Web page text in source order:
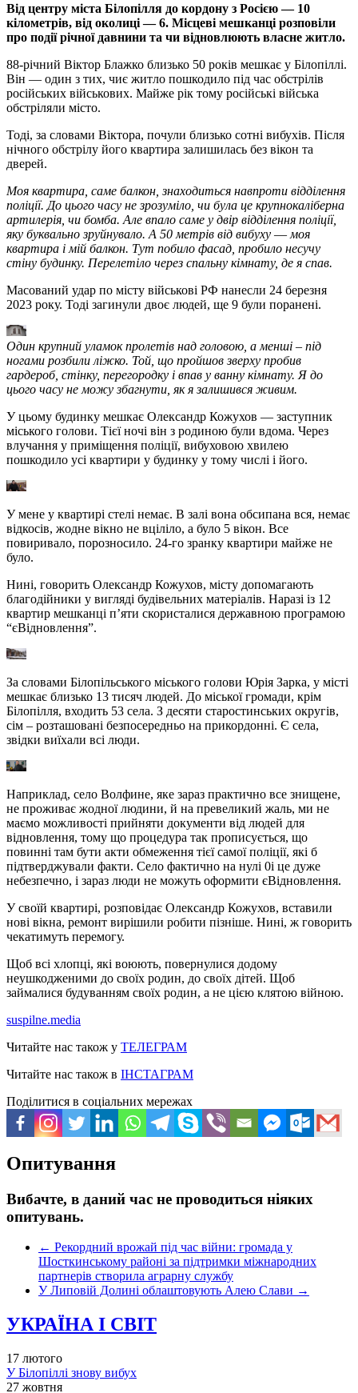
Від центру міста Білопілля до кордону з Росією — 10
кілометрів, від околиці — 6. Місцеві мешканці розповіли
про події річної давнини та чи відновлюють власне житло.
88-річний Віктор Блажко близько 50 років мешкає у Білопіллі.
Він — один з тих, чиє житло пошкодило під час обстрілів
російських військових. Майже рік тому російські війська
обстріляли місто.
Тоді, за словами Віктора, почули близько сотні вибухів. Після
нічного обстрілу його квартира залишилась без вікон та
дверей.
Моя квартира, саме балкон, знаходиться навпроти відділення
поліції. До цього часу не зрозуміло, чи була це крупнокаліберна
артилерія, чи бомба. Але впало саме у двір відділення поліції,
яку буквально зруйнувало. А 50 метрів від вибуху — моя
квартира і мій балкон. Тут побило фасад, пробило несучу
стіну будинку. Перелетіло через спальну кімнату, де я спав.
Масований удар по місту військові РФ нанесли 24 березня
2023 року. Тоді загинули двоє людей, ще 9 були поранені.
Один крупний уламок пролетів над головою, а менші – під
ногами розбили ліжко. Той, що пройшов зверху пробив
гардероб, стінку, перегородку і впав у ванну кімнату. Я до
цього часу не можу збагнути, як я залишився живим.
У цьому будинку мешкає Олександр Кожухов — заступник
міського голови. Тієї ночі він з родиною були вдома. Через
влучання у приміщення поліції, вибуховою хвилею
пошкодило усі квартири у будинку у тому числі і його.
У мене у квартирі стелі немає. В залі вона обсипана вся, немає
відкосів, жодне вікно не вціліло, а було 5 вікон. Все
повиривало, порозносило. 24-го зранку квартири майже не
було.
Нині, говорить Олександр Кожухов, місту допомагають
благодійники у вигляді будівельних матеріалів. Наразі із 12
квартир мешканці п’яти скористалися державною програмою
“єВідновлення”.
За словами Білопільського міського голови Юрія Зарка, у місті
мешкає близько 13 тисяч людей. До міської громади, крім
Білопілля, входить 53 села. З десяти старостинських округів,
сім – розташовані безпосередньо на прикордонні. Є села,
звідки виїхали всі люди.
Наприклад, село Волфине, яке зараз практично все знищене,
не проживає жодної людини, й на превеликий жаль, ми не
маємо можливості прийняти документи від людей для
відновлення, тому що процедура так прописується, що
повинні там бути акти обмеження тієї самої поліції, які б
підтверджували факти. Село фактично на нулі 0і це дуже
небезпечно, і зараз люди не можуть оформити єВідновлення.
У своїй квартирі, розповідає Олександр Кожухов, вставили
нові вікна, ремонт вирішили робити пізніше. Нині, ж говорить
чекатимуть перемогу.
Щоб всі хлопці, які воюють, повернулися додому
неушкодженими до своїх родин, до своїх дітей. Щоб
займалися будуванням своїх родин, а не цією клятою війною.
suspilne.media
Читайте нас також у ТЕЛЕГРАМ
Читайте нас також в ІНСТАГРАМ
Поділитися в соціальних мережах
Опитування
Вибачте, в даний час не проводиться ніяких
опитувань.
← Рекордний врожай під час війни: громада у
Шосткинському районі за підтримки міжнародних
партнерів створила аграрну службу
У Липовій Долині облаштовують Алею Слави →
УКРАЇНА І СВІТ
17 лютого
У Білопіллі знову вибух
27 жовтня